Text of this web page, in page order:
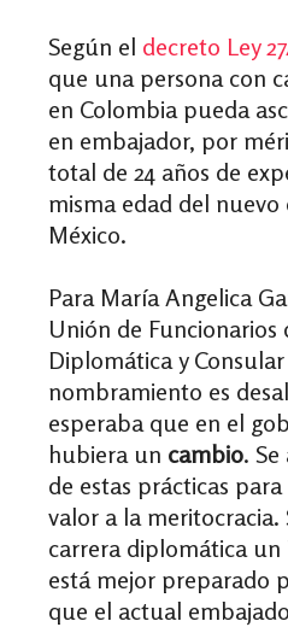
Según el decreto Ley
que una persona con
en Colombia pueda
en embajador, por
total de 24 años de
misma edad del
México.
Para María Angelica
Unión de Funcionarios
Diplomática y
nombramiento es
esperaba que en el
hubiera un cambio.
de estas prácticas
valor a la meritocracia.
carrera diplomática un
está mejor preparado
que el actual